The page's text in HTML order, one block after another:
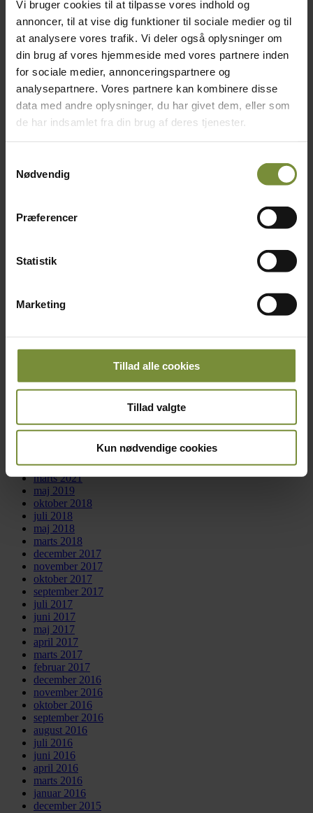
Vi bruger cookies til at tilpasse vores indhold og
annoncer, til at vise dig funktioner til sociale medier og til
at analysere vores trafik. Vi deler også oplysninger om
din brug af vores hjemmeside med vores partnere inden
for sociale medier, annonceringspartnere og
analysepartnere. Vores partnere kan kombinere disse
data med andre oplysninger, du har givet dem, eller som
de har indsamlet fra din brug af deres tjenester.
Nødvendig
Præferencer
Statistik
Marketing
Tillad alle cookies
Tillad valgte
Kun nødvendige cookies
december 2024
november 2024
oktober 2024
september 2024
august 2024
juli 2024
juni 2024
maj 2024
april 2024
februar 2024
september 2023
maj 2023
januar 2023
oktober 2022
september 2022
juni 2022
februar 2022
november 2021
september 2021
juli 2021
marts 2021
maj 2019
oktober 2018
juli 2018
maj 2018
marts 2018
december 2017
november 2017
oktober 2017
september 2017
juli 2017
juni 2017
maj 2017
april 2017
marts 2017
februar 2017
december 2016
november 2016
oktober 2016
september 2016
august 2016
juli 2016
juni 2016
april 2016
marts 2016
januar 2016
december 2015